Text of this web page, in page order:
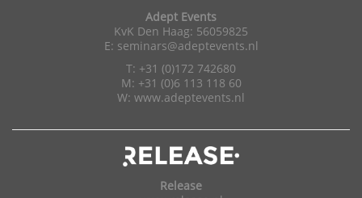
Adept Events
KvK Den Haag: 56059825
E: seminars@adeptevents.nl
T: +31 (0)172 742680
M: +31 (0)6 113 118 60
W: www.adeptevents.nl
Release